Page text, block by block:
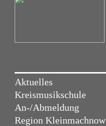
Aktuelles
Kreismusikschule
An-/Abmeldung
Region Kleinmachnow